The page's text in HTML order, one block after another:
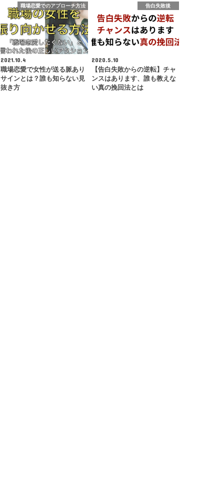
職場恋愛でのアプローチ方法
2021.10.4
職場恋愛で女性が送る脈あり
サインとは？誰も知らない見
抜き方
告白失敗後
2020.5.10
【告白失敗からの逆転】チャ
ンスはあります、誰も教えな
い真の挽回法とは